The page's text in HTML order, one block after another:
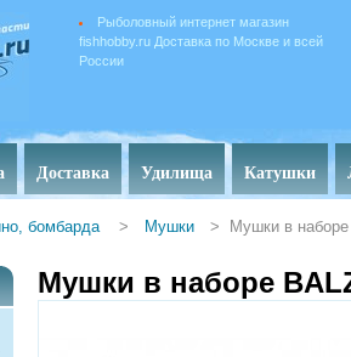
Рыболовный интернет магазин
fishhobby.ru Доставка по Москве и всей
России
Доставка Удилища Катушки
бомбарда > Мушки > Мушки в
Мушки в наборе